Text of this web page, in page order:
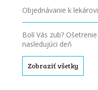
Objednávanie k
Bolí Vás zub?
nasledujúci deň
Zobraziť všetky